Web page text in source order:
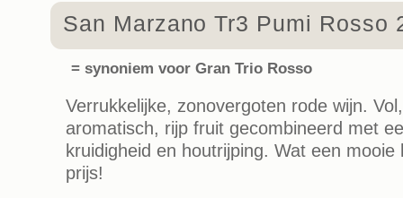
San Marzano Tr3 Pumi Rosso
= synoniem voor Gran Trio Rosso
Verrukkelijke, zonovergoten rode wijn.
aromatisch, rijp fruit gecombineerd met
kruidigheid en houtrijping. Wat een mooie
prijs!